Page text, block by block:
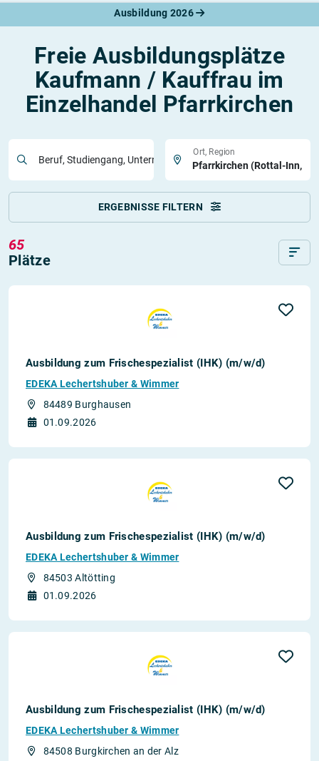
Ausbildung 2026
Freie Ausbildungsplätze
Kaufmann / Kauffrau im
Einzelhandel Pfarrkirchen
Beruf, Studiengang, Unternehmen
Ort, Region
ERGEBNISSE FILTERN
65
Plätze
Ausbildung zum Frischespezialist (IHK) (m/w/d)
EDEKA Lechertshuber & Wimmer
84489 Burghausen
01.09.2026
Ausbildung zum Frischespezialist (IHK) (m/w/d)
EDEKA Lechertshuber & Wimmer
84503 Altötting
01.09.2026
Ausbildung zum Frischespezialist (IHK) (m/w/d)
EDEKA Lechertshuber & Wimmer
84508 Burgkirchen an der Alz